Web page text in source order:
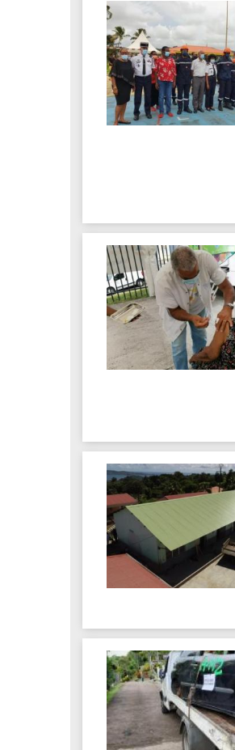
Les associations
Les droits et obligations
Faire une demande de
Les activités des
VIE PRATIQUE
Les marchés
Le funéraire
Numéros d'urgence
SANTÉ
Annuaire santé